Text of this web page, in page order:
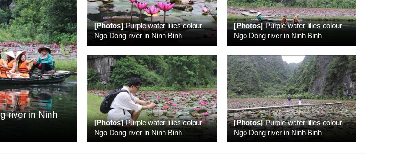
river in Ninh
[Photos] Purple water lilies colour
Ngo Dong river in Ninh Binh
[Photos] Purple water lilies colour
Ngo Dong river in Ninh Binh
[Photos] Purple water lilies colour
Ngo Dong river in Ninh Binh
[Photos] Purple water lilies colour
Ngo Dong river in Ninh Binh